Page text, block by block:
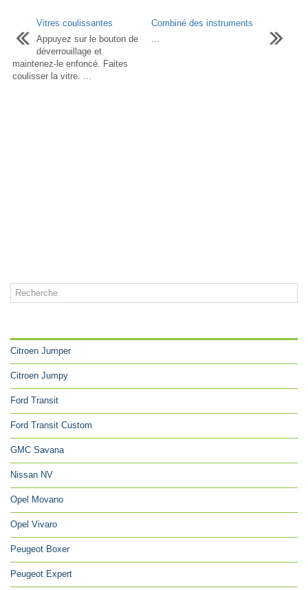
Vitres coulissantes
Appuyez sur le bouton de
déverrouillage et
maintenez-le enfoncé. Faites
coulisser la vitre. ...
Combiné des instruments
...
Citroen Jumper
Citroen Jumpy
Ford Transit
Ford Transit Custom
GMC Savana
Nissan NV
Opel Movano
Opel Vivaro
Peugeot Boxer
Peugeot Expert